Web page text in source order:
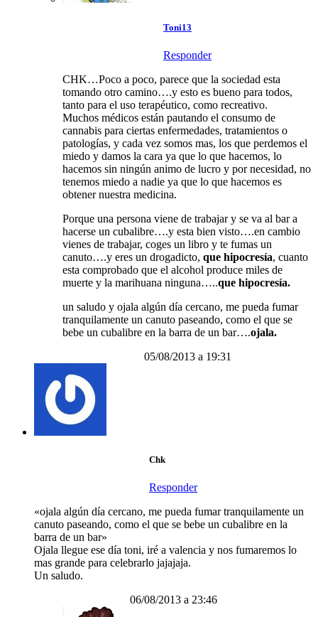
Toni13
Responder
CHK…Poco a poco, parece que la sociedad esta
tomando otro camino….y esto es bueno para todos,
tanto para el uso terapéutico, como recreativo.
Muchos médicos están pautando el consumo de
cannabis para ciertas enfermedades, tratamientos o
patologías, y cada vez somos mas, los que perdemos el
miedo y damos la cara ya que lo que hacemos, lo
hacemos sin ningún animo de lucro y por necesidad, no
tenemos miedo a nadie ya que lo que hacemos es
obtener nuestra medicina.
Porque una persona viene de trabajar y se va al bar a
hacerse un cubalibre….y esta bien visto….en cambio
vienes de trabajar, coges un libro y te fumas un
canuto….y eres un drogadicto, que hipocresía, cuanto
esta comprobado que el alcohol produce miles de
muerte y la marihuana ninguna…..que hipocresía.
un saludo y ojala algún día cercano, me pueda fumar
tranquilamente un canuto paseando, como el que se
bebe un cubalibre en la barra de un bar….ojala.
05/08/2013 a 19:31
Chk
Responder
«ojala algún día cercano, me pueda fumar tranquilamente un
canuto paseando, como el que se bebe un cubalibre en la
barra de un bar»
Ojala llegue ese día toni, iré a valencia y nos fumaremos lo
mas grande para celebrarlo jajajaja.
Un saludo.
06/08/2013 a 23:46